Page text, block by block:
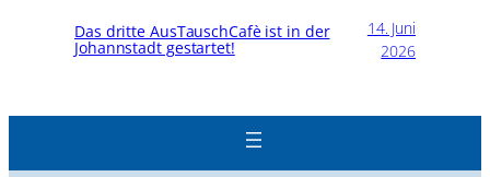
Das dritte AusTauschCafè ist in der
Johannstadt gestartet!
14. Juni
2026